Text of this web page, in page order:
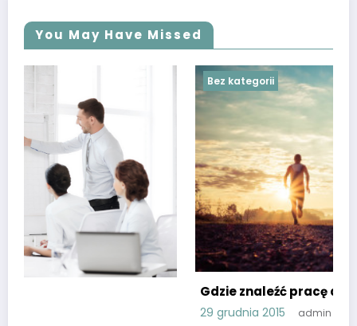
You May Have Missed
Gdzie znaleźć pracę dla studenta?